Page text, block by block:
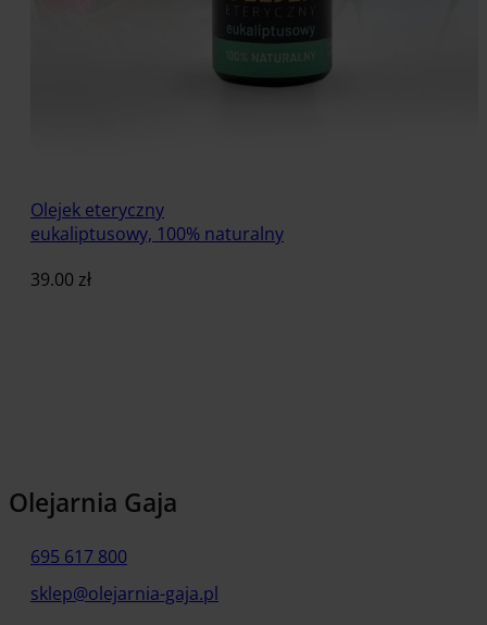
Olejek eteryczny
eukaliptusowy, 100% naturalny
39.00 zł
Olejarnia Gaja
695 617 800
sklep@olejarnia-gaja.pl